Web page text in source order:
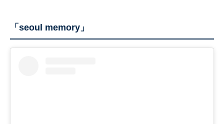
「seoul memory」